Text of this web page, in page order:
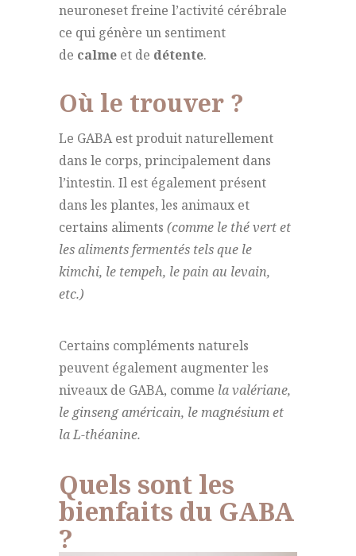
neuroneset freine l’activité cérébrale
ce qui génère un sentiment
de calme et de détente.
Où le trouver ?
Le GABA est produit naturellement
dans le corps, principalement dans
l’intestin. Il est également présent
dans les plantes, les animaux et
certains aliments (comme le thé vert et
les aliments fermentés tels que le
kimchi, le tempeh, le pain au levain,
etc.)
Certains compléments naturels
peuvent également augmenter les
niveaux de GABA, comme la valériane,
le ginseng américain, le magnésium et
la L-théanine.
Quels sont les
bienfaits du GABA
?